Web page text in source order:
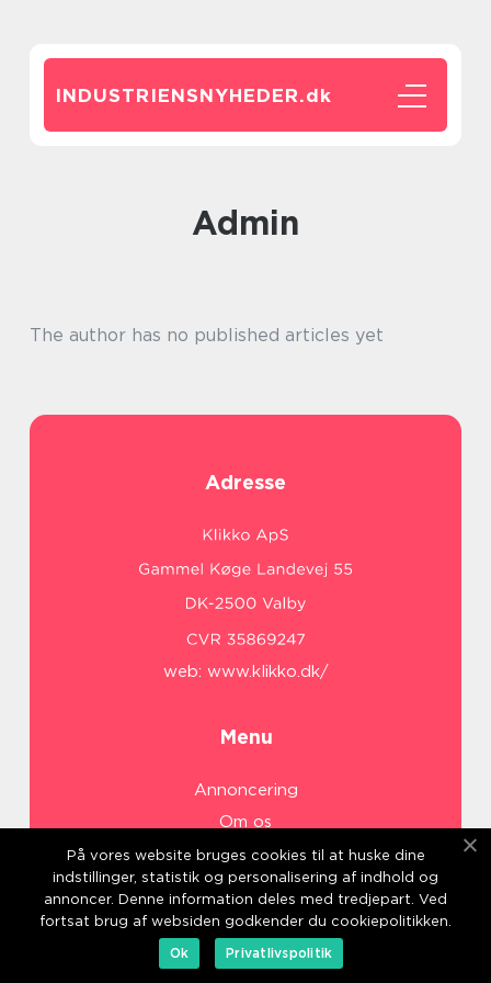
INDUSTRIENSNYHEDER.dk
admin
The author has no published articles yet
Adresse
web: www.klikko.dk/
Menu
Annoncering
Om os
Cookies
Kontakt os
Sitemap
På vores website bruges cookies til at huske dine
indstillinger, statistik og personalisering af indhold og
annoncer. Denne information deles med tredjepart. Ved
fortsat brug af websiden godkender du cookiepolitikken.
Ok
Privatlivspolitik